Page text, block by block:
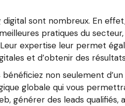
sont nombreux. En
pratiques du
expertise leur permet
et d’obtenir des
non seulement
globale qui vous
générer des leads qualifiés,